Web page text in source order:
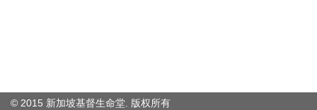
© 2015 新加坡基督生命堂. 版权所有